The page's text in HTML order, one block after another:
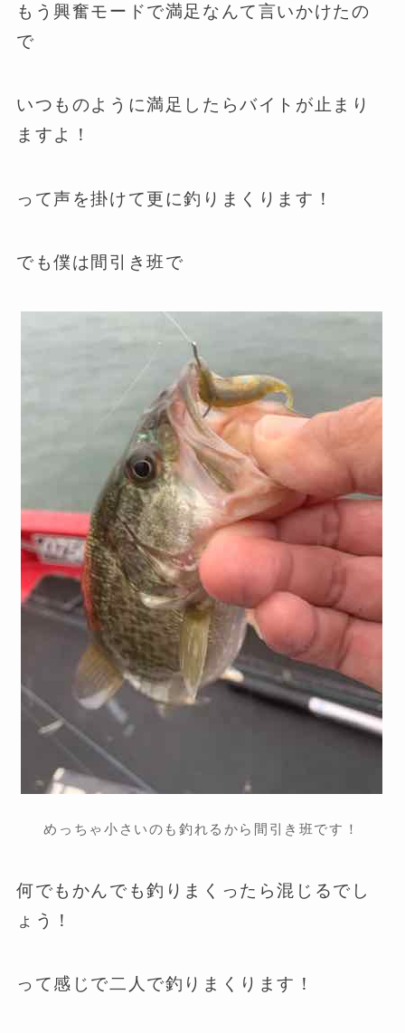
もう興奮モードで満足なんて言いかけたの
で
いつものように満足したらバイトが止まり
ますよ！
って声を掛けて更に釣りまくります！
でも僕は間引き班で
めっちゃ小さいのも釣れるから間引き班です！
何でもかんでも釣りまくったら混じるでし
ょう！
って感じで二人で釣りまくります！